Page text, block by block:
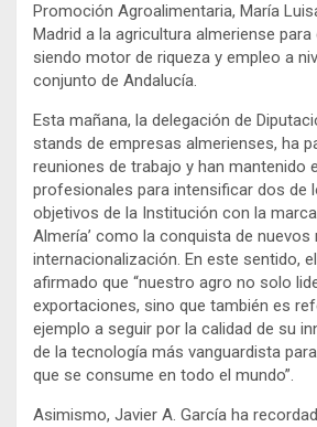
Promoción Agroalimentaria, María
Madrid a la agricultura almeriense
siendo motor de riqueza y empleo a
conjunto de Andalucía.
Esta mañana, la delegación de
stands de empresas almerienses, ha
reuniones de trabajo y han mantenido
profesionales para intensificar dos de
objetivos de la Institución con la
Almería’ como la conquista de
internacionalización. En este sentido,
afirmado que “nuestro agro no solo
exportaciones, sino que también es
ejemplo a seguir por la calidad de su
de la tecnología más vanguardista
que se consume en todo el mundo”.
Asimismo, Javier A. García ha